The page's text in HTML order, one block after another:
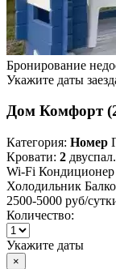
Бронирование
Укажите даты
Дом Комфорт
Категория: Номер
Кровати: 2 двуспал.
Wi-Fi Кондиционер
Холодильник
2500-5000 руб/
Количество:
Укажите даты
×